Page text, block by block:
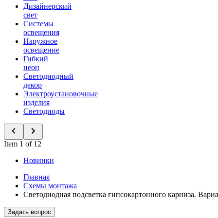
Дизайнерский
свет
Системы
освещения
Наружное
освещение
Гибкий
неон
Светодиодный
декор
Электроустановочные
изделия
Светодиоды
Item 1 of 12
Новинки
Главная
Схемы монтажа
Светодиодная подсветка гипсокартонного карниза.
Задать вопрос